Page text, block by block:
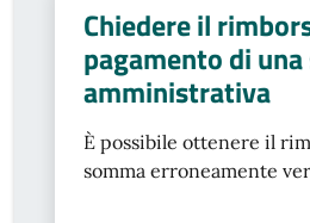
Chiedere il
pagamento di
amministrativa
È possibile ottenere il
somma erroneamente